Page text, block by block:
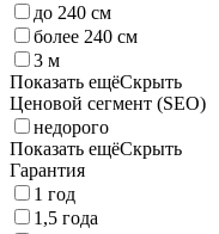
до 240 см
более 240 см
3 м
Показать ещёСкрыть
Ценовой сегмент (SEO)
недорого
Показать ещёСкрыть
Гарантия
1 год
1,5 года